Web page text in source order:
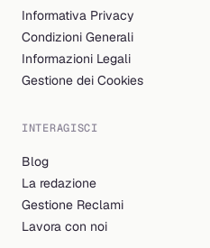
Informativa Privacy
Condizioni Generali
Informazioni Legali
Gestione dei Cookies
INTERAGISCI
Blog
La redazione
Gestione Reclami
Lavora con noi